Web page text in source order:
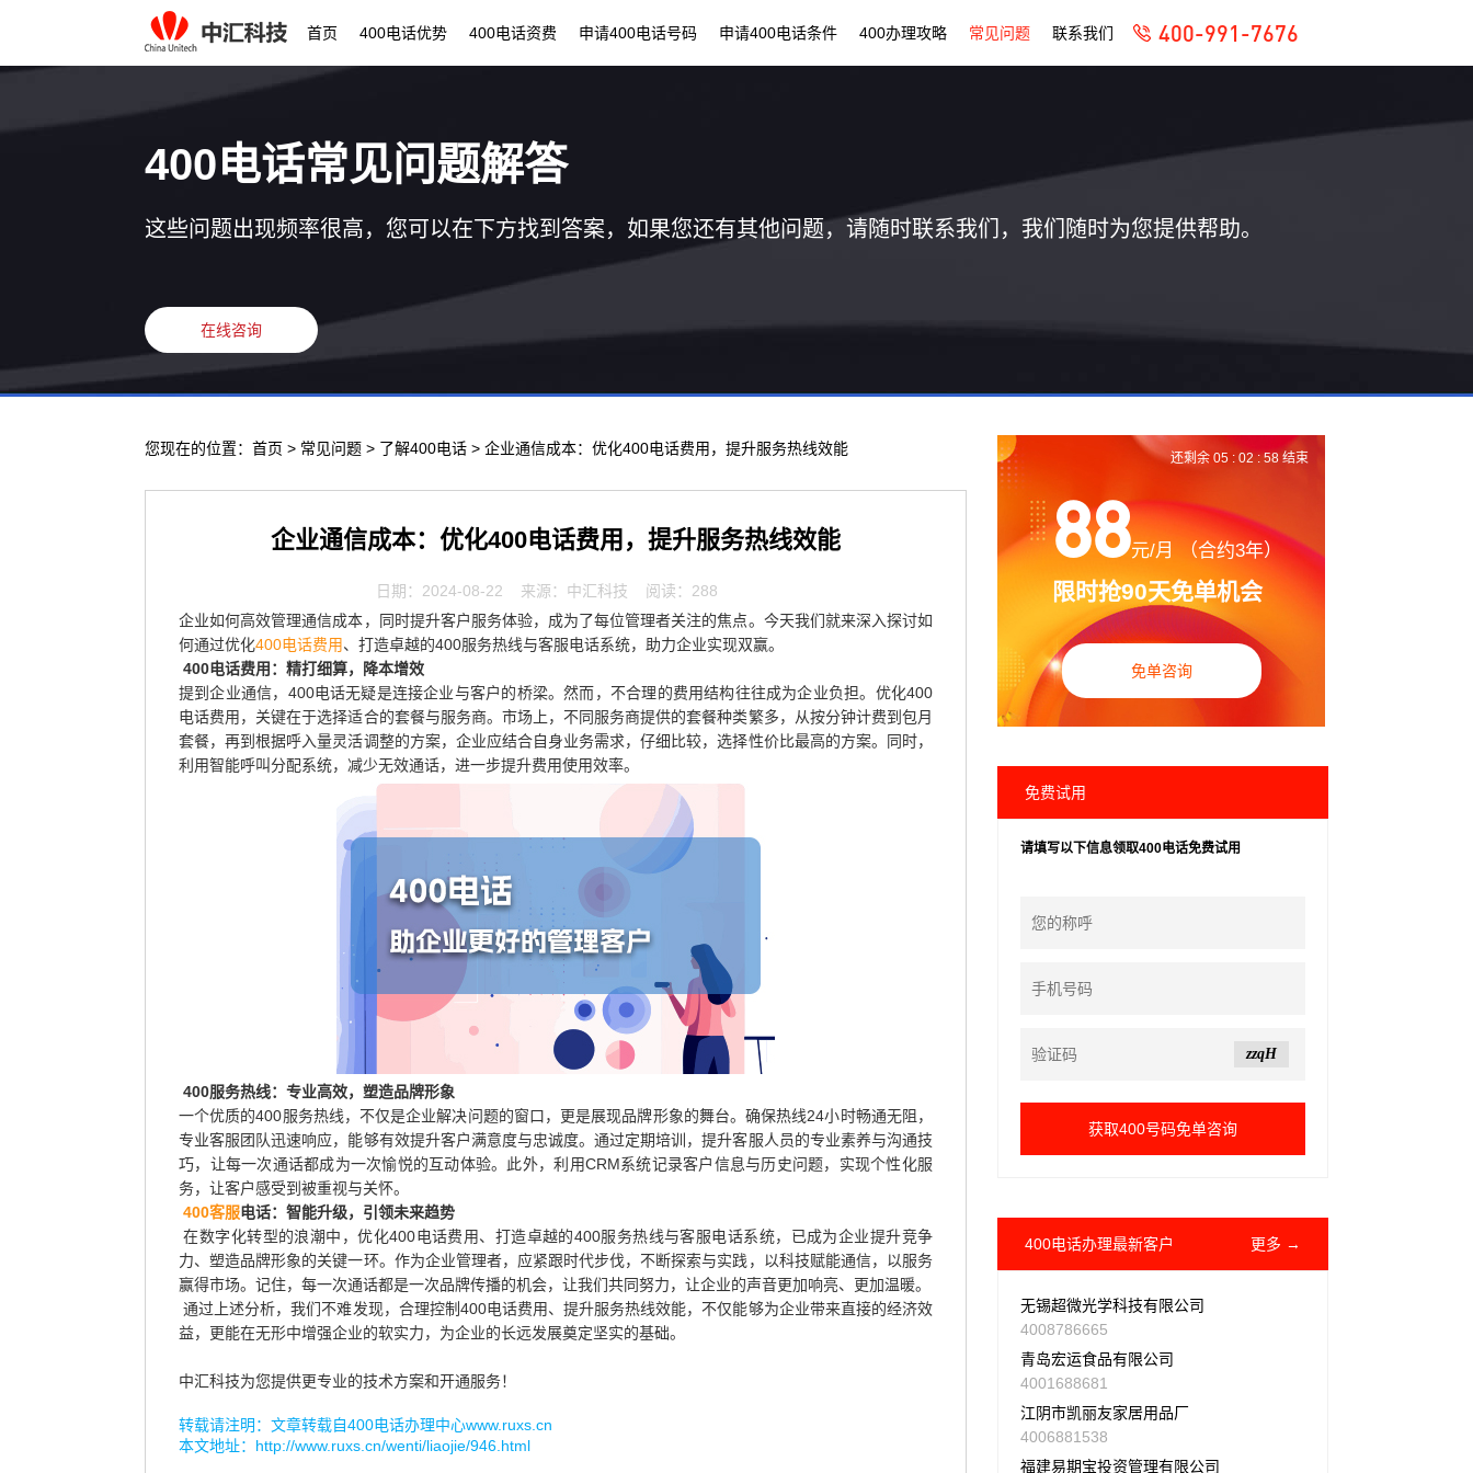
首页 400电话优势 400电话资费 申请400电话号码 申请400电话条件 400办理攻略 常见问题 联系我们 400-991-7676
400电话常见问题解答
这些问题出现频率很高，您可以在下方找到答案，如果您还有其他问题，请随时联系我们，我们随时为您提供帮助。
在线咨询
您现在的位置： 首页 > 常见问题 > 了解400电话 > 企业通信成本：优化400电话费用，提升服务热线效能
企业通信成本：优化400电话费用，提升服务热线效能
日期：2024-08-22 来源：中汇科技 阅读：288
企业如何高效管理通信成本，同时提升客户服务体验，成为了每位管理者关注的焦点。今天我们就来深入探讨如
何通过优化400电话费用、打造卓越的400服务热线与客服电话系统，助力企业实现双赢。
400电话费用：精打细算，降本增效
提到企业通信，400电话无疑是连接企业与客户的桥梁。然而，不合理的费用结构往往成为企业负担。优化400
电话费用，关键在于选择适合的套餐与服务商。市场上，不同服务商提供的套餐种类繁多，从按分钟计费到包月
套餐，再到根据呼入量灵活调整的方案，企业应结合自身业务需求，仔细比较，选择性价比最高的方案。同时，
利用智能呼叫分配系统，减少无效通话，进一步提升费用使用效率。
400服务热线：专业高效，塑造品牌形象
一个优质的400服务热线，不仅是企业解决问题的窗口，更是展现品牌形象的舞台。确保热线24小时畅通无阻，
专业客服团队迅速响应，能够有效提升客户满意度与忠诚度。通过定期培训，提升客服人员的专业素养与沟通技
巧，让每一次通话都成为一次愉悦的互动体验。此外，利用CRM系统记录客户信息与历史问题，实现个性化服
务，让客户感受到被重视与关怀。
400客服电话：智能升级，引领未来趋势
在数字化转型的浪潮中，优化400电话费用、打造卓越的400服务热线与客服电话系统，已成为企业提升竞争
力、塑造品牌形象的关键一环。作为企业管理者，应紧跟时代步伐，不断探索与实践，以科技赋能通信，以服务
赢得市场。记住，每一次通话都是一次品牌传播的机会，让我们共同努力，让企业的声音更加响亮、更加温暖。
通过上述分析，我们不难发现，合理控制400电话费用、提升服务热线效能，不仅能够为企业带来直接的经济效
益，更能在无形中增强企业的软实力，为企业的长远发展奠定坚实的基础。
中汇科技为您提供更专业的技术方案和开通服务！
转载请注明：文章转载自400电话办理中心www.ruxs.cn
本文地址： http://www.ruxs.cn/wenti/liaojie/946.html
88元/月 （合约3年）
限时抢90天免单机会
免单咨询
还剩余 05 : 02 :57 结束
免费试用
请填写以下信息领取400电话免费试用
zzqH
400电话办理最新客户 更多 →
无锡超微光学科技有限公司
4008786665
青岛宏运食品有限公司
4001688681
江阴市凯丽友家居用品厂
4006881538
福建易期宝投资管理有限公司